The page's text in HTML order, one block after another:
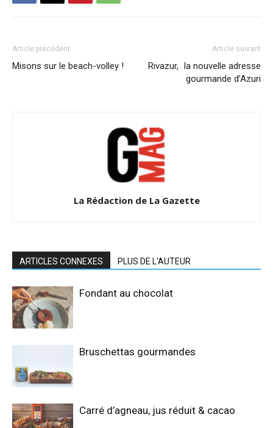
Article précédent
Misons sur le beach-volley !
Article suivant
Rivazur, la nouvelle adresse
gourmande d’Azuri
La Rédaction de La Gazette
ARTICLES CONNEXES PLUS DE L'AUTEUR
Fondant au chocolat
Bruschettas gourmandes
Carré d’agneau, jus réduit & cacao